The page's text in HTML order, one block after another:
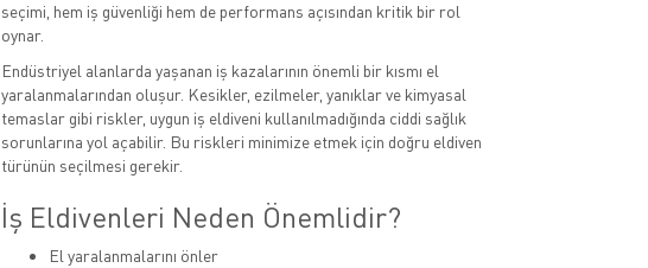
seçimi, hem iş güvenliği hem de performans açısından kritik bir rol
oynar.
Endüstriyel alanlarda yaşanan iş kazalarının önemli bir kısmı el
yaralanmalarından oluşur. Kesikler, ezilmeler, yanıklar ve kimyasal
temaslar gibi riskler, uygun iş eldiveni kullanılmadığında ciddi sağlık
sorunlarına yol açabilir. Bu riskleri minimize etmek için doğru eldiven
türünün seçilmesi gerekir.
İş Eldivenleri Neden Önemlidir?
El yaralanmalarını önler